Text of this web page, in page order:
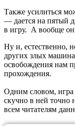
Также усилиться
— дается на пятый
в игру. А вообще
Ну и, естественно,
других злых
освобождения нам
прохождения.
Одним словом, игра
скучно в ней точно
всем читателям